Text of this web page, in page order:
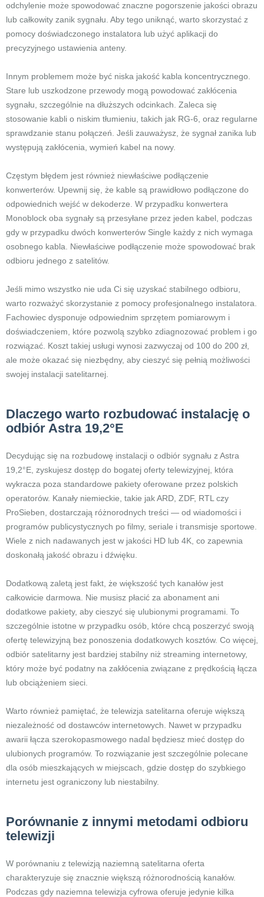
odchylenie może spowodować znaczne pogorszenie jakości obrazu
lub całkowity zanik sygnału. Aby tego uniknąć, warto skorzystać z
pomocy doświadczonego instalatora lub użyć aplikacji do
precyzyjnego ustawienia anteny.
Innym problemem może być niska jakość kabla koncentrycznego.
Stare lub uszkodzone przewody mogą powodować zakłócenia
sygnału, szczególnie na dłuższych odcinkach. Zaleca się
stosowanie kabli o niskim tłumieniu, takich jak RG-6, oraz regularne
sprawdzanie stanu połączeń. Jeśli zauważysz, że sygnał zanika lub
występują zakłócenia, wymień kabel na nowy.
Częstym błędem jest również niewłaściwe podłączenie
konwerterów. Upewnij się, że kable są prawidłowo podłączone do
odpowiednich wejść w dekoderze. W przypadku konwertera
Monoblock oba sygnały są przesyłane przez jeden kabel, podczas
gdy w przypadku dwóch konwerterów Single każdy z nich wymaga
osobnego kabla. Niewłaściwe podłączenie może spowodować brak
odbioru jednego z satelitów.
Jeśli mimo wszystko nie uda Ci się uzyskać stabilnego odbioru,
warto rozważyć skorzystanie z pomocy profesjonalnego instalatora.
Fachowiec dysponuje odpowiednim sprzętem pomiarowym i
doświadczeniem, które pozwolą szybko zdiagnozować problem i go
rozwiązać. Koszt takiej usługi wynosi zazwyczaj od 100 do 200 zł,
ale może okazać się niezbędny, aby cieszyć się pełnią możliwości
swojej instalacji satelitarnej.
Dlaczego warto rozbudować instalację o
odbiór Astra 19,2°E
Decydując się na rozbudowę instalacji o odbiór sygnału z Astra
19,2°E, zyskujesz dostęp do bogatej oferty telewizyjnej, która
wykracza poza standardowe pakiety oferowane przez polskich
operatorów. Kanały niemieckie, takie jak ARD, ZDF, RTL czy
ProSieben, dostarczają różnorodnych treści — od wiadomości i
programów publicystycznych po filmy, seriale i transmisje sportowe.
Wiele z nich nadawanych jest w jakości HD lub 4K, co zapewnia
doskonałą jakość obrazu i dźwięku.
Dodatkową zaletą jest fakt, że większość tych kanałów jest
całkowicie darmowa. Nie musisz płacić za abonament ani
dodatkowe pakiety, aby cieszyć się ulubionymi programami. To
szczególnie istotne w przypadku osób, które chcą poszerzyć swoją
ofertę telewizyjną bez ponoszenia dodatkowych kosztów. Co więcej,
odbiór satelitarny jest bardziej stabilny niż streaming internetowy,
który może być podatny na zakłócenia związane z prędkością łącza
lub obciążeniem sieci.
Warto również pamiętać, że telewizja satelitarna oferuje większą
niezależność od dostawców internetowych. Nawet w przypadku
awarii łącza szerokopasmowego nadal będziesz mieć dostęp do
ulubionych programów. To rozwiązanie jest szczególnie polecane
dla osób mieszkających w miejscach, gdzie dostęp do szybkiego
internetu jest ograniczony lub niestabilny.
Porównanie z innymi metodami odbioru
telewizji
W porównaniu z telewizją naziemną satelitarna oferta
charakteryzuje się znacznie większą różnorodnością kanałów.
Podczas gdy naziemna telewizja cyfrowa oferuje jedynie kilka